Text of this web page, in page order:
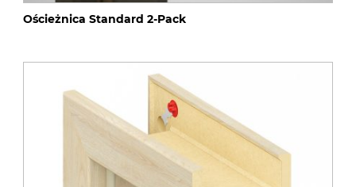
Ościeżnica Standard 2-Pack